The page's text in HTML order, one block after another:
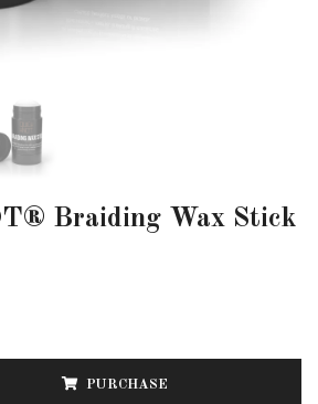
Braiding Wax Stick
PURCHASE